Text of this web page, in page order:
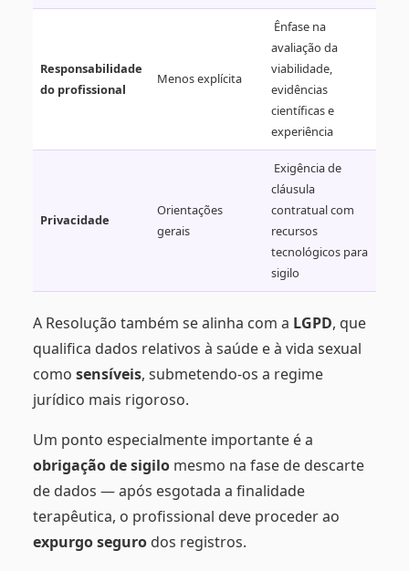
Responsabilidade
do profissional
Menos explícita
Ênfase na
avaliação da
viabilidade,
evidências
científicas e
experiência
Privacidade
Orientações
gerais
Exigência de
cláusula
contratual com
recursos
tecnológicos para
sigilo
A Resolução também se alinha com a LGPD, que
qualifica dados relativos à saúde e à vida sexual
como sensíveis, submetendo-os a regime
jurídico mais rigoroso.
Um ponto especialmente importante é a
obrigação de sigilo mesmo na fase de descarte
de dados — após esgotada a finalidade
terapêutica, o profissional deve proceder ao
expurgo seguro dos registros.